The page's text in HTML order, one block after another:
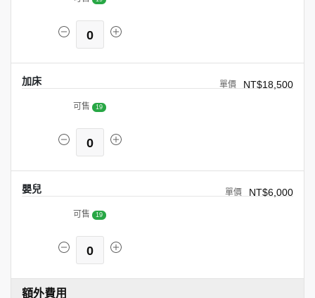
0
加床 NT$18,500
可售 19
0
嬰兒 NT$6,000
可售 19
0
額外費用